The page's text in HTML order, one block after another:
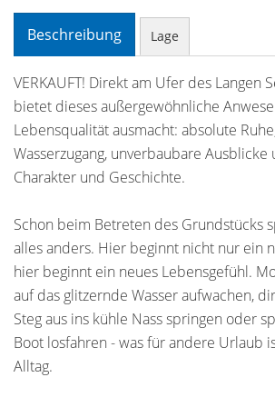
Beschreibung Lage
VERKAUFT! Direkt am Ufer des Langen
bietet dieses außergewöhnliche
Lebensqualität ausmacht: absolute
Wasserzugang, unverbaubare
Charakter und Geschichte.
Schon beim Betreten des Grundstücks
alles anders. Hier beginnt nicht nur ein
hier beginnt ein neues Lebensgefühl.
auf das glitzernde Wasser aufwachen,
Steg aus ins kühle Nass springen oder
Boot losfahren - was für andere Urlaub
Alltag.